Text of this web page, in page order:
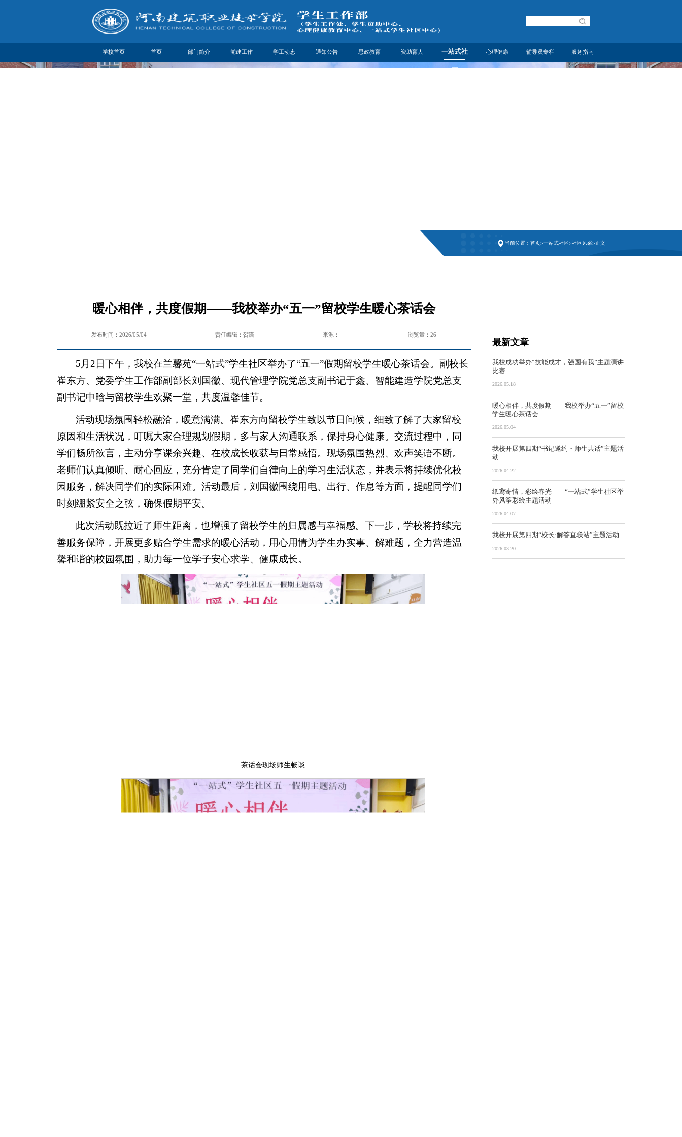
学校首页 首页 部门简介
部门简介
党建工作
党建工作
学工动态
新闻中心
通知公告
通知公告
思政教育
思政教育
资助育人
资助动态
一站式社
社区建设
心理健康
中心概况
辅导员专栏
理论学习
服务指南
规章制度
当前位置：首页>一站式社区>社区风采>正文
暖心相伴，共度假期——我校举办“五一”留校学生暖心茶话会
发布时间：2026/05/04 责任编辑：贺潇 来源： 浏览量： 26
5月2日下午，我校在兰馨苑“一站式”学生社区举办了“五一”假期留校学生暖心茶话会。副校长
崔东方、党委学生工作部副部长刘国徽、现代管理学院党总支副书记于鑫、智能建造学院党总支
副书记申晗与留校学生欢聚一堂，共度温馨佳节。
活动现场氛围轻松融洽，暖意满满。崔东方向留校学生致以节日问候，细致了解了大家留校
原因和生活状况，叮嘱大家合理规划假期，多与家人沟通联系，保持身心健康。交流过程中，同
学们畅所欲言，主动分享课余兴趣、在校成长收获与日常感悟。现场氛围热烈、欢声笑语不断。
老师们认真倾听、耐心回应，充分肯定了同学们自律向上的学习生活状态，并表示将持续优化校
园服务，解决同学们的实际困难。活动最后，刘国徽围绕用电、出行、作息等方面，提醒同学们
时刻绷紧安全之弦，确保假期平安。
此次活动既拉近了师生距离，也增强了留校学生的归属感与幸福感。下一步，学校将持续完
善服务保障，开展更多贴合学生需求的暖心活动，用心用情为学生办实事、解难题，全力营造温
馨和谐的校园氛围，助力每一位学子安心求学、健康成长。
茶话会现场师生畅谈
最新文章
我校成功举办“技能成才，强国有我”主题演讲
比赛
2026.05.18
暖心相伴，共度假期——我校举办“五一”留校
学生暖心茶话会
2026.05.04
我校开展第四期“书记邀约・师生共话”主题活
动
2026.04.22
纸鸢寄情，彩绘春光——“一站式”学生社区举
办风筝彩绘主题活动
2026.04.07
我校开展第四期“校长·解答直联站”主题活动
2026.03.20